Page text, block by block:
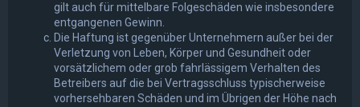
gilt auch für mittelbare Folgeschäden wie insbesondere
entgangenen Gewinn.
Die Haftung ist gegenüber Unternehmern außer bei der
Verletzung von Leben, Körper und Gesundheit oder
vorsätzlichem oder grob fahrlässigem Verhalten des
Betreibers auf die bei Vertragsschluss typischerweise
vorhersehbaren Schäden und im Übrigen der Höhe nach